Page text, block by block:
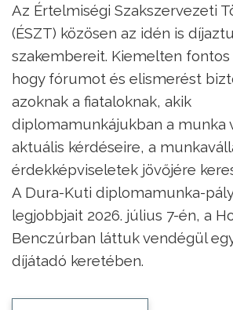
Az Értelmiségi Szakszervezeti
(ÉSZT) közösen az idén is
szakembereit. Kiemelten fontos
hogy fórumot és elismerést
azoknak a fiataloknak, akik
diplomamunkájukban a munka
aktuális kérdéseire, a
érdekképviseletek jövőjére
A Dura-Kuti diplomamunka-
legjobbjait 2026. július 7-én, a
Benczúrban láttuk vendégül
díjátadó keretében.